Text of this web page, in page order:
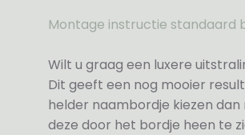
Montage instructie standaard
Wilt u graag een luxere
Dit geeft een nog mooier
helder naambordje kiezen
deze door het bordje heen te